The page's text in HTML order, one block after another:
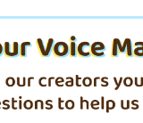
902円（税込）
サンプル
作品詳細